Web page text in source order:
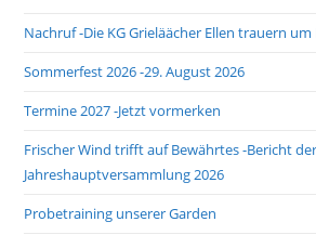
Nachruf -Die KG Grieläächer Ellen trauern
Sommerfest 2026 -29. August 2026
Termine 2027 -Jetzt vormerken
Frischer Wind trifft auf Bewährtes -Bericht der
Jahreshauptversammlung 2026
Probetraining unserer Garden